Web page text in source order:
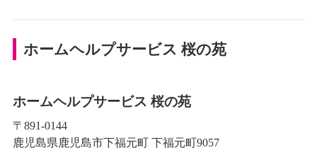
ホームヘルプサービス 桜の苑
ホームヘルプサービス 桜の苑
〒891-0144
鹿児島県鹿児島市下福元町 下福元町9057